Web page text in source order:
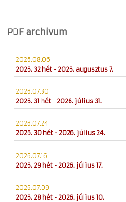
PDF archivum
2026.08.06
2026. 32 hét - 2026. augusztus 7.
2026.07.30
2026. 31 hét - 2026. július 31.
2026.07.24
2026. 30 hét - 2026. július 24.
2026.07.16
2026. 29 hét - 2026. július 17.
2026.07.09
2026. 28 hét - 2026. július 10.